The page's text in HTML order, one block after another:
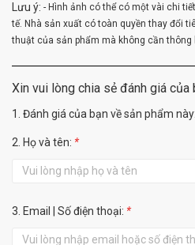
Lưu ý: - Hình ảnh có thể có một vài chi
tế. Nhà sản xuất có toàn quyền thay đổi
thuật của sản phẩm mà không cần thông
Xin vui lòng chia sẻ đánh giá của
1. Đánh giá của bạn về sản phẩm này:
2. Họ và tên: *
3. Email | Số điện thoại: *